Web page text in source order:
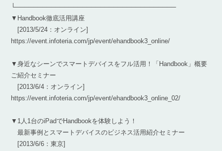
└────────────────────────────────────
▼Handbook徹底活用講座
[2013/5/24：オンライン]
https://event.infoteria.com/jp/event/ehandbook3_online/
▼身近なシーンでスマートデバイスをフル活用！「Handbook」概要
ご紹介セミナー
[2013/6/4：オンライン]
https://event.infoteria.com/jp/event/ehandbook3_online_02/
▼1人1台のiPadでHandbookを体験しよう！
最新事例とスマートデバイスのビジネス活用紹介セミナー
[2013/6/6：東京]